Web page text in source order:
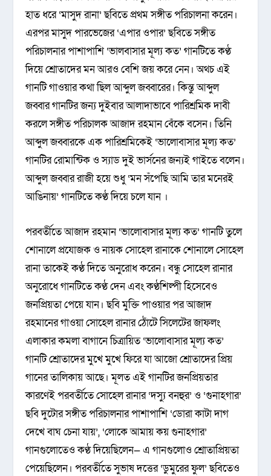
হাত ধরে ‘মাসুদ রানা’ ছবিতে প্রথম সঙ্গীত পরিচালনা করেন।
এরপর মাসুদ পারভেজের ‘এপার ওপার’ ছবিতে সঙ্গীত
পরিচালনার পাশাপাশি ‘ভালবাসার মূল্য কত’ গানটিতে কণ্ঠ
দিয়ে শ্রোতাদের মন আরও বেশি জয় করে নেন। অথচ এই
গানটি গাওয়ার কথা ছিল আব্দুল জব্বারের। কিন্তু আব্দুল
জব্বার গানটির জন্য দুইবার আলাদাভাবে পারিশ্রমিক দাবী
করলে সঙ্গীত পরিচালক আজাদ রহমান বেঁকে বসেন। তিনি
আব্দুল জব্বারকে এক পারিশ্রমিকেই ‘ভালোবাসার মূল্য কত’
গানটির রোমান্টিক ও স্যাড দুই ভার্সনের জন্যই গাইতে বলেন।
আব্দুল জব্বার রাজী হয়ে শুধু ‘মন সঁপেছি আমি তার মনেরই
আঙিনায়’ গানটিতে কণ্ঠ দিয়ে চলে যান ।
পরবর্তীতে আজাদ রহমান ‘ভালোবাসার মূল্য কত’ গানটি তুলে
শোনালে প্রযোজক ও নায়ক সোহেল রানাকে শোনালে সোহেল
রানা তাকেই কণ্ঠ দিতে অনুরোধ করেন। বন্ধু সোহেল রানার
অনুরোধে গানটিতে কণ্ঠ দেন এবং কণ্ঠশিল্পী হিসেবেও
জনপ্রিয়তা পেয়ে যান। ছবি মুক্তি পাওয়ার পর আজাদ
রহমানের গাওয়া সোহেল রানার ঠোঁটে সিলেটের জাফলং
এলাকার কমলা বাগানে চিত্রায়িত ‘ভালোবাসার মূল্য কত’
গানটি শ্রোতাদের মুখে মুখে ফিরে যা আজো শ্রোতাদের প্রিয়
গানের তালিকায় আছে। মূলত এই গানটির জনপ্রিয়তার
কারণেই পরবর্তীতে সোহেল রানার ‘দস্যু বনহুর’ ও ‘গুনাহগার’
ছবি দুটোর সঙ্গীত পরিচালনার পাশাপাশি ‘ডোরা কাটা দাগ
দেখে বাঘ চেনা যায়’, ‘লোকে আমায় কয় গুনাহগার’
গানগুলোতেও কণ্ঠ দিয়েছিলেন— এ গানগুলোও শ্রোতাপ্রিয়তা
পেয়েছিলেন। পরবর্তীতে সুভাষ দত্তের ‘ডুমুরের ফুল’ ছবিতেও